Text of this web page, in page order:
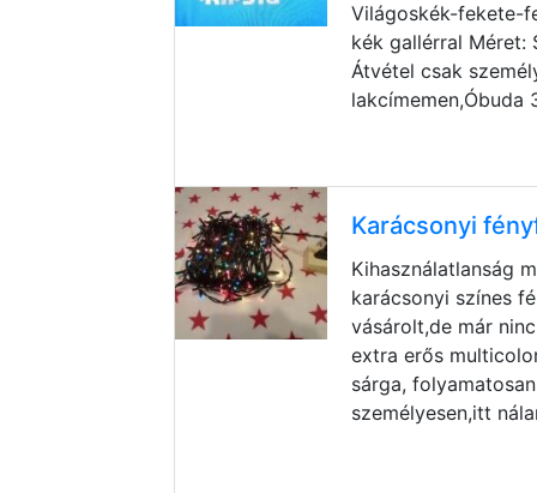
Világoskék-fekete-
kék gallérral Méret:
Átvétel csak
lakcímemen,Óbuda
Karácsonyi
Kihasználatlanság
karácsonyi színes
vásárolt,de már
extra erős
sárga,
személyesen,itt